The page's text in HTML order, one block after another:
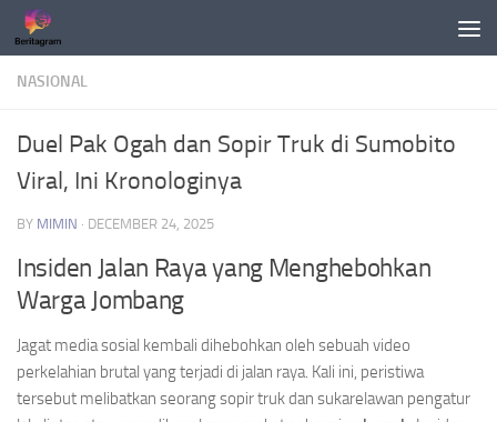
Skip to content
NASIONAL
Duel Pak Ogah dan Sopir Truk di Sumobito
Viral, Ini Kronologinya
BY MIMIN · DECEMBER 24, 2025
Insiden Jalan Raya yang Menghebohkan
Warga Jombang
Jagat media sosial kembali dihebohkan oleh sebuah video
perkelahian brutal yang terjadi di jalan raya. Kali ini, peristiwa
tersebut melibatkan seorang sopir truk dan sukarelawan pengatur